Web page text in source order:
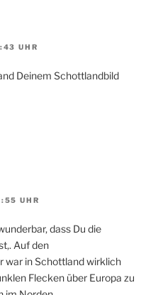
UHR
Deinem Schottlandbild
UHR
dass Du die
Auf den
war in Schottland wirklich
Flecken über Europa zu